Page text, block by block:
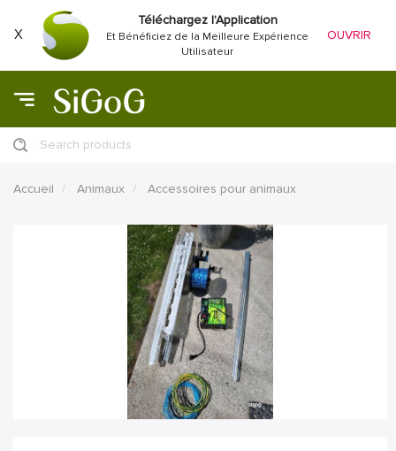
X
Téléchargez l'Application
Et Bénéficiez de la Meilleure Expérience
Utilisateur
OUVRIR
Search products
Accueil Animaux Accessoires pour animaux